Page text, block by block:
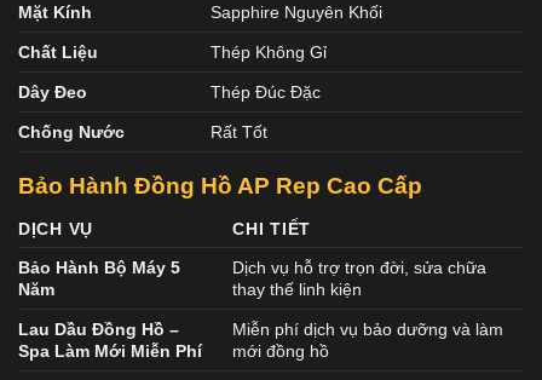
Mặt Kính Sapphire Nguyên Khối
Chất Liệu Thép Không Gỉ
Dây Đeo Thép Đúc Đặc
Chống Nước Rất Tốt
Bảo Hành Đồng Hồ AP Rep Cao Cấp
DỊCH VỤ
CHI TIẾT
Bảo Hành Bộ Máy 5
Năm
Dịch vụ hỗ trợ trọn đời, sửa chữa
thay thế linh kiện
Lau Dầu Đồng Hồ –
Spa Làm Mới Miễn Phí
Miễn phí dịch vụ bảo dưỡng và làm
mới đồng hồ